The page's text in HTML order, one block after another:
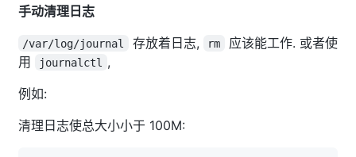
手动清理日志
/var/log/journal 存放着日志, rm
应该能工作. 或者使
用
journalctl
,
例如:
清理日志使总大小小于 100M: